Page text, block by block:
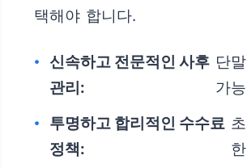
택해야 합니다.
신속하고 전문적인 사후
관리:
단
가
투명하고 합리적인 수수료
정책: